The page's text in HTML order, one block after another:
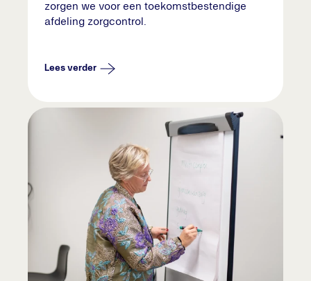
zorgen we voor een toekomstbestendige
afdeling zorgcontrol.
Lees verder